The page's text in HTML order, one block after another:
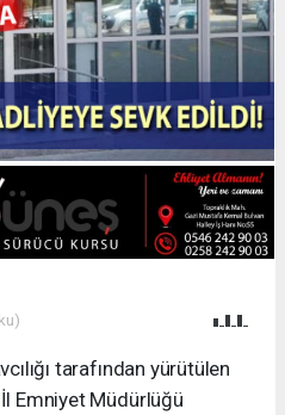
tarafından yürütülen
Emniyet Müdürlüğü